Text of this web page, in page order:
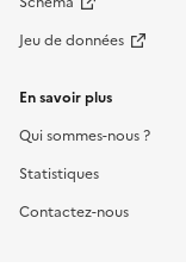
Jeu de données
En savoir plus
Qui sommes-nous ?
Statistiques
Contactez-nous